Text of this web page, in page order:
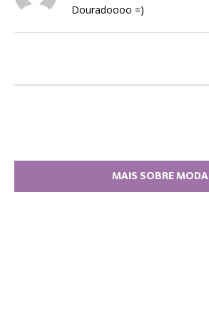
Douradoooo =)
MAIS SOBRE MODA